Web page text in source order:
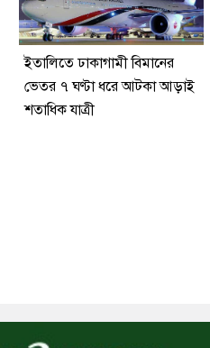
ইতালিতে ঢাকাগামী বিমানের
ভেতর ৭ ঘণ্টা ধরে আটকা আড়াই
শতাধিক যাত্রী